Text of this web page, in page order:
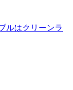
ルはクリーンラ